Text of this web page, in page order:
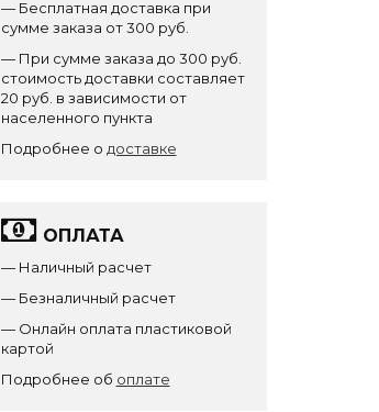
— Бесплатная доставка при
сумме заказа от 300 руб.
— При сумме заказа до 300 руб.
стоимость доставки составляет
20 руб. в зависимости от
населенного пункта
Подробнее о доставке
ОПЛАТА
— Наличный расчет
— Безналичный расчет
— Онлайн оплата пластиковой
картой
Подробнее об оплате